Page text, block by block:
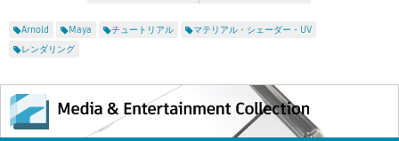
Arnold Maya チュートリアル
マテリアル・シェーダー・UV
レンダリング